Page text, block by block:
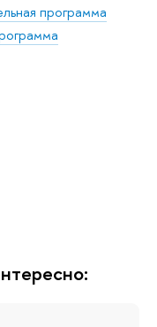
программа